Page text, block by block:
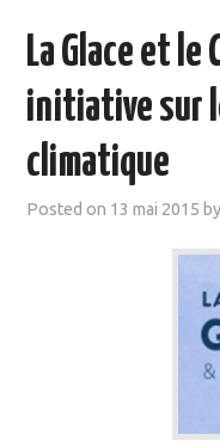
La Glace et le
initiative sur
climatique
Posted on 13 mai 2015